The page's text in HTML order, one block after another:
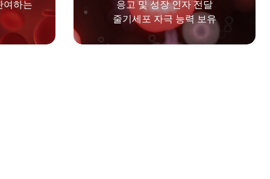
여하는
응고 및 성장 인자 전달
줄기세포 자극 능력 보유